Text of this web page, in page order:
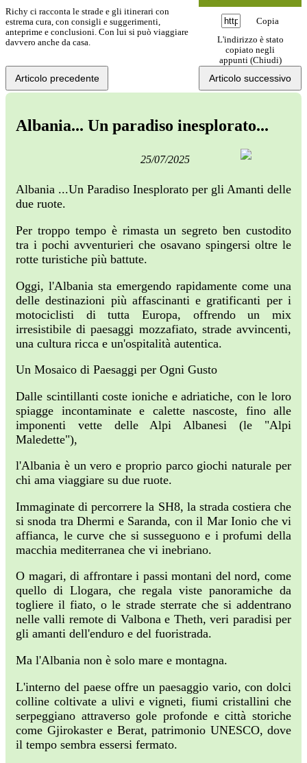
Copia
L'indirizzo è stato
copiato negli
appunti (Chiudi)
Richy ci racconta le strade e gli itinerari con
estrema cura, con consigli e suggerimenti,
anteprime e conclusioni. Con lui si può viaggiare
davvero anche da casa.
Articolo precedente Articolo successivo
Albania... Un paradiso inesplorato...
25/07/2025
Albania ...Un Paradiso Inesplorato per gli Amanti delle
due ruote.
Per troppo tempo è rimasta un segreto ben custodito
tra i pochi avventurieri che osavano spingersi oltre le
rotte turistiche più battute.
Oggi, l'Albania sta emergendo rapidamente come una
delle destinazioni più affascinanti e gratificanti per i
motociclisti di tutta Europa, offrendo un mix
irresistibile di paesaggi mozzafiato, strade avvincenti,
una cultura ricca e un'ospitalità autentica.
Un Mosaico di Paesaggi per Ogni Gusto
Dalle scintillanti coste ioniche e adriatiche, con le loro
spiagge incontaminate e calette nascoste, fino alle
imponenti vette delle Alpi Albanesi (le "Alpi
Maledette"),
l'Albania è un vero e proprio parco giochi naturale per
chi ama viaggiare su due ruote.
Immaginate di percorrere la SH8, la strada costiera che
si snoda tra Dhermi e Saranda, con il Mar Ionio che vi
affianca, le curve che si susseguono e i profumi della
macchia mediterranea che vi inebriano.
O magari, di affrontare i passi montani del nord, come
quello di Llogara, che regala viste panoramiche da
togliere il fiato, o le strade sterrate che si addentrano
nelle valli remote di Valbona e Theth, veri paradisi per
gli amanti dell'enduro e del fuoristrada.
Ma l'Albania non è solo mare e montagna.
L'interno del paese offre un paesaggio vario, con dolci
colline coltivate a ulivi e vigneti, fiumi cristallini che
serpeggiano attraverso gole profonde e città storiche
come Gjirokaster e Berat, patrimonio UNESCO, dove
il tempo sembra essersi fermato.